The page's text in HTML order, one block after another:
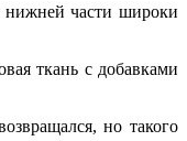
нижней части широки
ткань с добавками
но такого